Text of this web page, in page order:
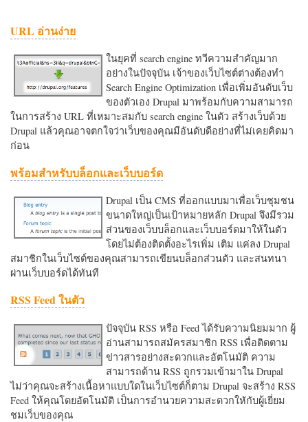
URL อ่านง่าย
ในยุคที่ search engine ทวีความสำคัญมาก
อย่างในปัจจุบัน เจ้าของเว็บไซต์ต่างต้องทำ
Search Engine Optimization เพื่อเพิ่มอันดับเว็บ
ของตัวเอง Drupal มาพร้อมกับความสามารถ
ในการสร้าง URL ที่เหมาะสมกับ search engine ในตัว สร้างเว็บด้วย
Drupal แล้วคุณอาจตกใจว่าเว็บของคุณมีอันดับดีอย่างที่ไม่เคยคิดมา
ก่อน
พร้อมสำหรับบล็อกและเว็บบอร์ด
Drupal เป็น CMS ที่ออกแบบมาเพื่อเว็บชุมชน
ขนาดใหญ่เป็นเป้าหมายหลัก Drupal จึงมีรวม
ส่วนของเว็บบล็อกและเว็บบอร์ดมาให้ในตัว
โดยไม่ต้องติดตั้งอะไรเพิ่ม เติม แค่ลง Drupal
สมาชิกในเว็บไซต์ของคุณสามารถเขียนบล็อกส่วนตัว และสนทนา
ผ่านเว็บบอร์ดได้ทันที
RSS Feed ในตัว
ปัจจุบัน RSS หรือ Feed ได้รับความนิยมมาก ผู้
อ่านสามารถสมัครสมาชิก RSS เพื่อติดตาม
ข่าวสารอย่างสะดวกและอัตโนมัติ ความ
สามารถด้าน RSS ถูกรวมเข้ามาใน Drupal
ไม่ว่าคุณจะสร้างเนื้อหาแบบใดในเว็บไซต์ก็ตาม Drupal จะสร้าง RSS
Feed ให้คุณโดยอัตโนมัติ เป็นการอำนวยความสะดวกใหักับผู้เยี่ยม
ชมเว็บของคุณ